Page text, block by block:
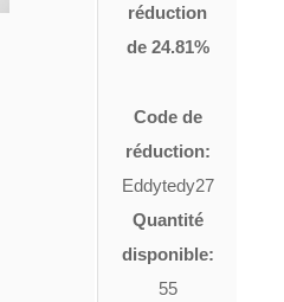
réduction
de 24.81%
Code de
réduction:
Eddytedy27
Quantité
disponible:
55